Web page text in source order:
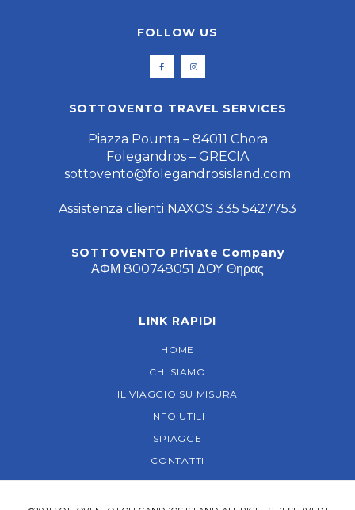
FOLLOW US
SOTTOVENTO TRAVEL SERVICES
Piazza Pounta – 84011 Chora
Folegandros – GRECIA
sottovento@folegandrosisland.com
Assistenza clienti NAXOS 335 5427753
SOTTOVENTO Private Company
ΑΦΜ 800748051 ΔΟΥ Θηρας
LINK RAPIDI
HOME
CHI SIAMO
IL VIAGGIO SU MISURA
INFO UTILI
SPIAGGE
CONTATTI